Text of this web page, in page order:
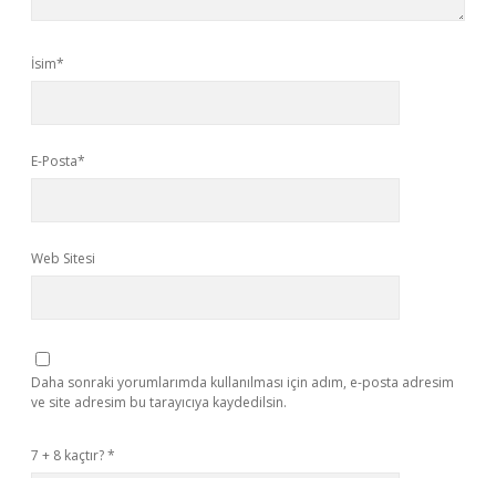
İsim*
E-Posta*
Web Sitesi
Daha sonraki yorumlarımda kullanılması için adım, e-posta adresim
ve site adresim bu tarayıcıya kaydedilsin.
7 + 8 kaçtır?*